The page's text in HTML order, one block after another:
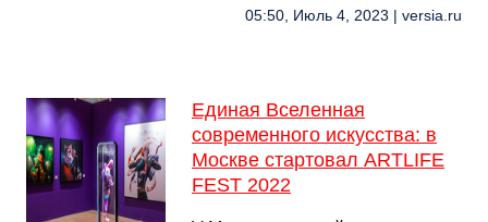
05:50, Июль 4, 2023 | versia.ru
Единая Вселенная
современного искусства: в
Москве стартовал ARTLIFE
FEST 2022